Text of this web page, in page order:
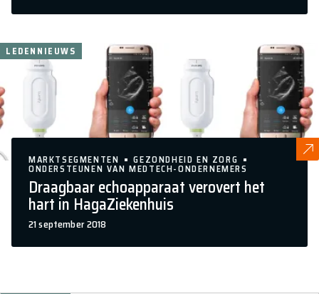
Draagbaar echoapparaat verovert het
hart in HagaZiekenhuis
21 september 2018
MARKTSEGMENTEN GEZONDHEID EN ZORG
ONDERSTEUNEN VAN MEDTECH-ONDERNEMERS
LEDENNIEUWS